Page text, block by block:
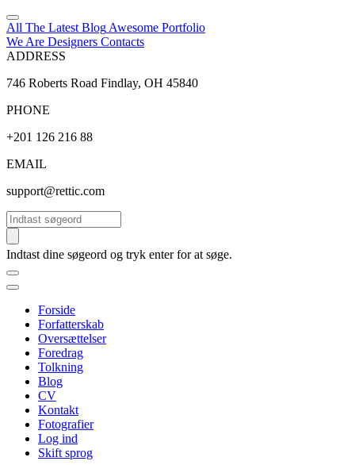
All The Latest Blog Awesome Portfolio
We Are Designers Contacts
ADDRESS
746 Roberts Road Findlay, OH 45840
PHONE
+201 126 216 88
EMAIL
support@rettic.com
Søg
Indtast dine søgeord og tryk enter for at søge.
Forside
Forfatterskab
Oversættelser
Foredrag
Tolkning
Blog
CV
Kontakt
Fotografier
Log ind
Skift sprog